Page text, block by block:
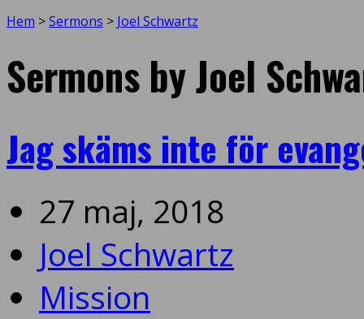
Hem >Sermons > Joel Schwartz
Sermons by Joel
Jag skäms inte för
27 maj, 2018
Joel Schwartz
Mission